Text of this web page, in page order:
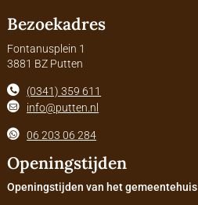
Bezoekadres
Fontanusplein 1
3881 BZ Putten
(0341) 359 611
info@putten.nl
06 203 06 284
Openingstijden
Openingstijden van het gemeentehuis